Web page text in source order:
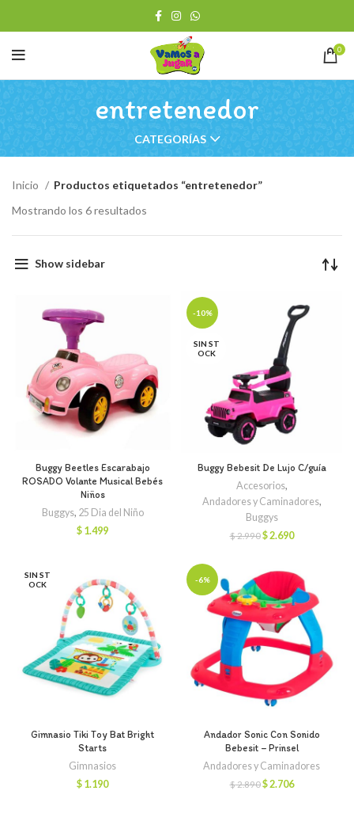
0
entretenedor
CATEGORÍAS
Inicio
Productos etiquetados “entretenedor”
Mostrando los 6 resultados
Show sidebar
Buggy Beetles Escarabajo
ROSADO Volante Musical Bebés
Niños
Buggys, 25 Dia del Niño
$ 1.499
-10%
SIN ST
OCK
Buggy Bebesit De Lujo C/guía
Accesorios,
Andadores y Caminadores,
Buggys
$2.990El
era:
$ 2.990.
$2.690El
es:
$ 2.690.
SIN ST
OCK
Gimnasio Tiki Toy Bat Bright
Starts
Gimnasios
$ 1.190
-6%
Andador Sonic Con Sonido
Bebesit – Prinsel
Andadores y Caminadores
$2.890El
$2.706El